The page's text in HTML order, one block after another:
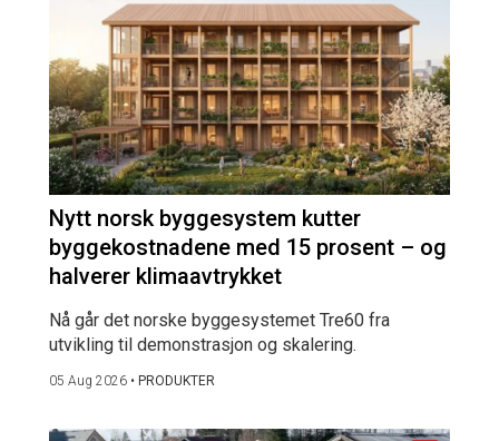
Nytt norsk byggesystem kutter
byggekostnadene med 15 prosent – og
halverer klimaavtrykket
Nå går det norske byggesystemet Tre60 fra
utvikling til demonstrasjon og skalering.
05 Aug 2026 • PRODUKTER